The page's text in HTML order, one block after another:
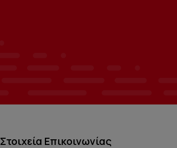
Στοιχεία Επικοινωνίας